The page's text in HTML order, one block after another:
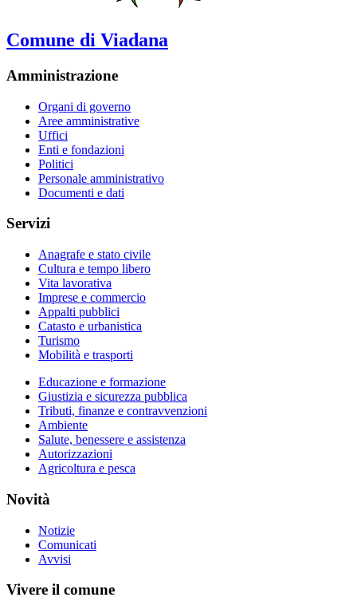
Comune di Viadana
Amministrazione
Organi di governo
Aree amministrative
Uffici
Enti e fondazioni
Politici
Personale amministrativo
Documenti e dati
Servizi
Anagrafe e stato civile
Cultura e tempo libero
Vita lavorativa
Imprese e commercio
Appalti pubblici
Catasto e urbanistica
Turismo
Mobilità e trasporti
Educazione e formazione
Giustizia e sicurezza pubblica
Tributi, finanze e contravvenzioni
Ambiente
Salute, benessere e assistenza
Autorizzazioni
Agricoltura e pesca
Novità
Notizie
Comunicati
Avvisi
Vivere il comune